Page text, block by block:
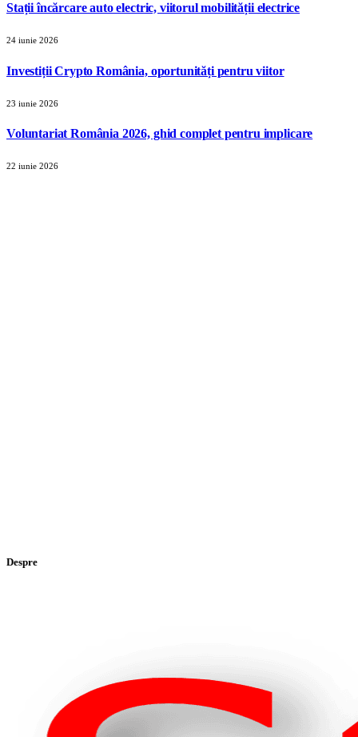
Stații încărcare auto electric, viitorul mobilității electrice
24 iunie 2026
Investiții Crypto România, oportunități pentru viitor
23 iunie 2026
Voluntariat România 2026, ghid complet pentru implicare
22 iunie 2026
Despre